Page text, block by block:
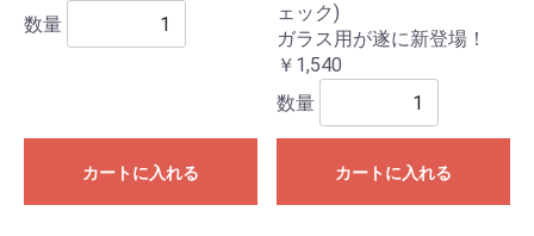
数量
カートに入れる
ェック)
ガラス用が遂に新登場！
￥1,540
数量
カートに入れる